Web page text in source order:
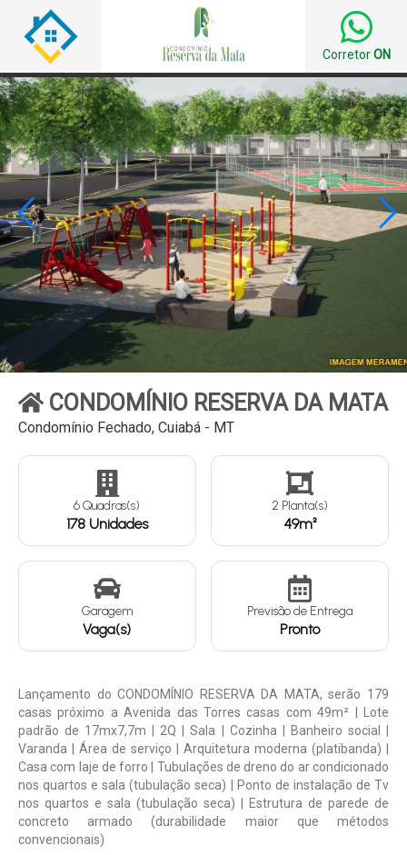
CorretorON
 
CONDOMÍNIO RESERVA DA MATA
Condomínio Fechado, Cuiabá - MT
6 Quadras(s)
178 Unidades
2 Planta(s)
49m²
Garagem
Vaga(s)
Previsão de Entrega
Pronto
Lançamento do CONDOMÍNIO RESERVA DA MATA, serão 179
casas próximo a Avenida das Torres casas com 49m² | Lote
padrão de 17mx7,7m | 2Q | Sala | Cozinha | Banheiro social |
Varanda | Área de serviço | Arquitetura moderna (platibanda) |
Casa com laje de forro | Tubulações de dreno do ar condicionado
nos quartos e sala (tubulação seca) | Ponto de instalação de Tv
nos quartos e sala (tubulação seca) | Estrutura de parede de
concreto armado (durabilidade maior que métodos
convencionais)
Continuar